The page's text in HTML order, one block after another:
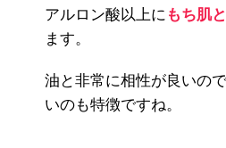
アルロン酸以上に もち肌
ます。
油と非常に相性が良いの
いのも特徴ですね。